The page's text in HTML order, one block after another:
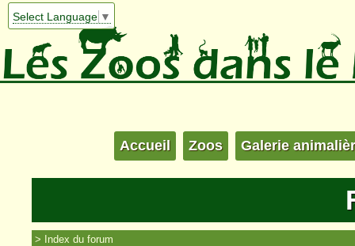
Select Language ▼
Accueil Zoos Galerie
Index du forum